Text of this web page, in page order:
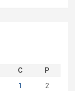
C
P
1
2